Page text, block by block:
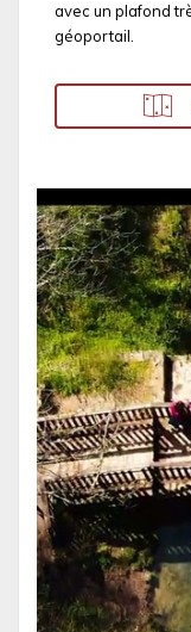
avec un plafond
géoportail.